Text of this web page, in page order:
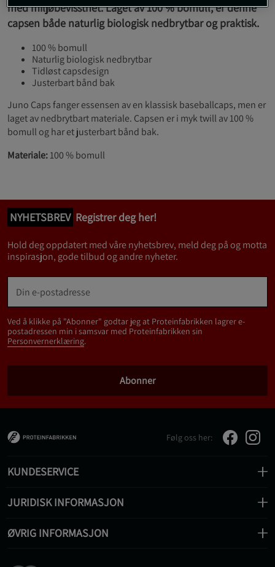
med miljøbevissthet. Laget av 100 % bomull, er denne
capsen både naturlig biologisk nedbrytbar og praktisk.
100 % bomull
Naturlig biologisk nedbrytbar
Tidløst capsdesign
Justerbart bånd bak
Juno Caps fanger essensen av en klassisk baseballcaps, men er
laget av nedbrytbart materiale. Capsen er i myk twill av 100 %
bomull og har et justerbart bånd bak.
Materiale:100 % bomull
NYHETSBREV Registrer deg her!
Hold deg oppdatert med våre nyhetsbrev, meld deg på og motta
inspirasjon, gode tilbud og andre nyheter.
Ved å klikke på "Abonner" godtar jeg at Proteinfabrikken lagrer e-
postadressen min i samsvar med Proteinfabrikken sin
Personvernerklæring.
Abonner
Følg oss her:
KUNDESERVICE
JURIDISK INFORMASJON
ØVRIG INFORMASJON